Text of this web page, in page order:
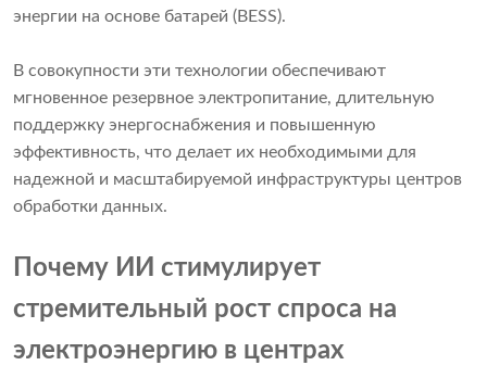
энергии на основе батарей (BESS).
В совокупности эти технологии обеспечивают
мгновенное резервное электропитание, длительную
поддержку энергоснабжения и повышенную
эффективность, что делает их необходимыми для
надежной и масштабируемой инфраструктуры центров
обработки данных.
Почему ИИ стимулирует
стремительный рост спроса на
электроэнергию в центрах